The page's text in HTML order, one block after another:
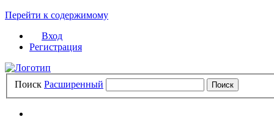
Перейти к содержимому
Вход
Регистрация
Поиск Расширенный